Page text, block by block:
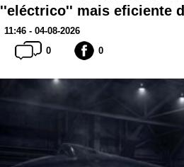
''eléctrico'' mais eficiente
11:46 - 04-08-2026
0
0